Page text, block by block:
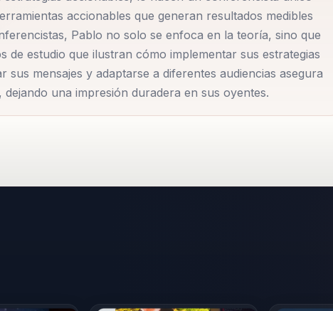
desde tecnología hasta manufactura, adaptando su
Esto le ha permitido desarrollar una comprensión
modernas, y cómo el liderazgo
Su capacidad para personalizar sus mensajes asegura
conocido por su habilidad para inspirar y capacitar a otros a
accionables que generan resultados medibles
Pablo no solo se enfoca en la teoría, sino que
estudio que ilustran cómo implementar sus estrategias
mensajes y adaptarse a diferentes audiencias asegura
una impresión duradera en sus oyentes.